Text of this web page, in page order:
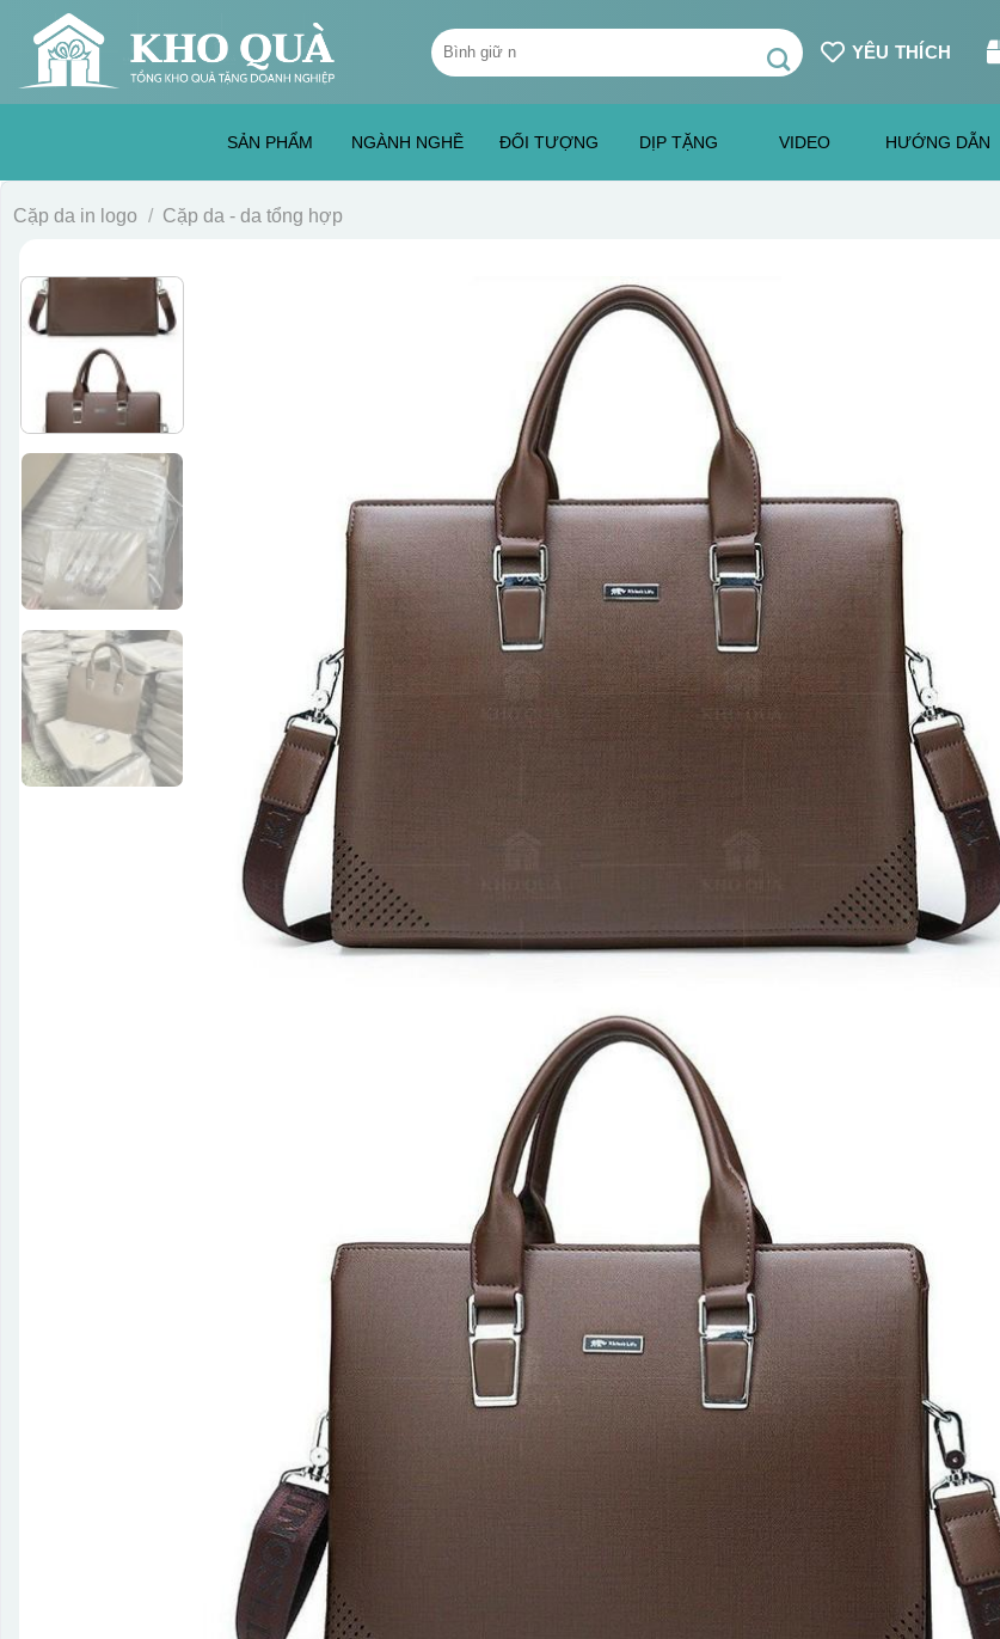
content
Tìm
kiếm:
YÊU THÍCH
SẢN PHẨM NGÀNH NGHỀ ĐỐI TƯỢNG DỊP TẶNG VIDEO HƯỚNG DẪN
Cặp da in logo / Cặp da - da tổng hợp